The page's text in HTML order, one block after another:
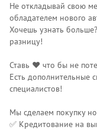
Не откладывай свою
обладателем нового
Хочешь узнать
разницу!
Ставь ❤️ что бы не
Есть дополнительные
специалистов!
Мы сделаем покупку
✅ Кредитование на